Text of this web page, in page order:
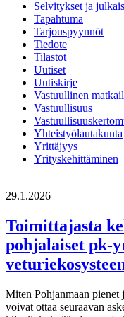
Selvitykset ja
Tapahtuma
Tarjouspyynnöt
Tiedote
Tilastot
Uutiset
Uutiskirje
Vastuullinen
Vastuullisuus
Yhteistyölautakunta
Yrittäjyys
Yrityskehittäminen
29.1.2026
Toimittajasta
pohjalaiset pk-
Miten Pohjanmaan
voivat ottaa seuraavan